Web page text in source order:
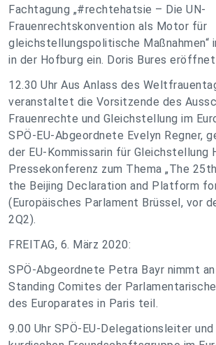
Fachtagung „#rechtehatsie – Die UN-
Frauenrechtskonvention als Motor für
gleichstellungspolitische Maßnahmen“
in der Hofburg ein. Doris Bures
12.30 Uhr Aus Anlass des
veranstaltet die Vorsitzende des
Frauenrechte und Gleichstellung im
SPÖ-EU-Abgeordnete Evelyn Regner,
der EU-Kommissarin für Gleichstellung
Pressekonferenz zum Thema „The
the Beijing Declaration and Platform
(Europäisches Parlament Brüssel, vor
2Q2).
FREITAG, 6. März 2020:
SPÖ-Abgeordnete Petra Bayr nimmt
Standing Comites der
des Europarates in Paris teil.
9.00 Uhr SPÖ-EU-Delegationsleiter